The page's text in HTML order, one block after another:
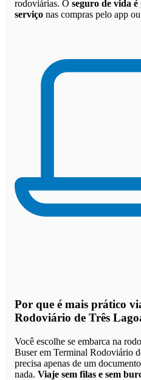
rodoviárias. O seguro de vida
serviço nas compras pelo app
Por que é mais prático
Rodoviário de Três
Você escolhe se embarca na
Buser em Terminal Rodoviário
precisa apenas de um
nada. Viaje sem filas e sem